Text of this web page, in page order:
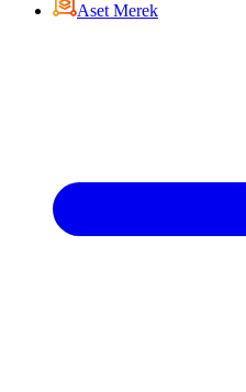
Aset Merek